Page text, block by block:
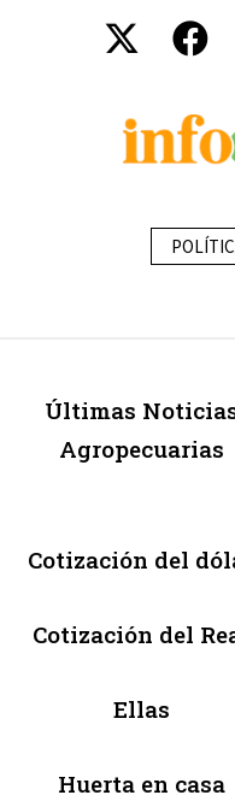
Últimas
Agropecuarias
Cotización del
Cotización del
Ellas
Huerta en casa